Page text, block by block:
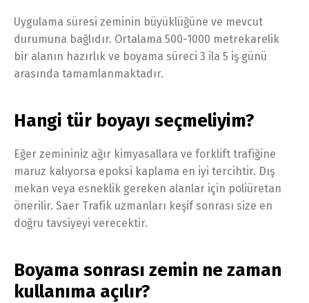
Uygulama süresi zeminin büyüklüğüne ve mevcut
durumuna bağlıdır. Ortalama 500-1000 metrekarelik
bir alanın hazırlık ve boyama süreci 3 ila 5 iş günü
arasında tamamlanmaktadır.
Hangi tür boyayı seçmeliyim?
Eğer zemininiz ağır kimyasallara ve forklift trafiğine
maruz kalıyorsa epoksi kaplama en iyi tercihtir. Dış
mekan veya esneklik gereken alanlar için poliüretan
önerilir. Saer Trafik uzmanları keşif sonrası size en
doğru tavsiyeyi verecektir.
Boyama sonrası zemin ne zaman
kullanıma açılır?